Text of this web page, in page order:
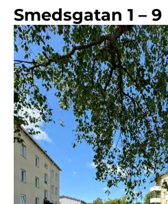
Smedsgatan 1 – 9